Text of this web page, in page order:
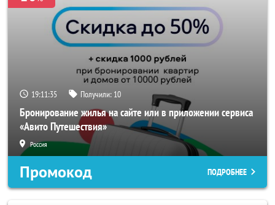
19:11:35 Получили: 10
Бронирование жилья на сайте или в приложении сервиса
«Авито Путешествия»
Россия
Промокод ПОДРОБНЕЕ